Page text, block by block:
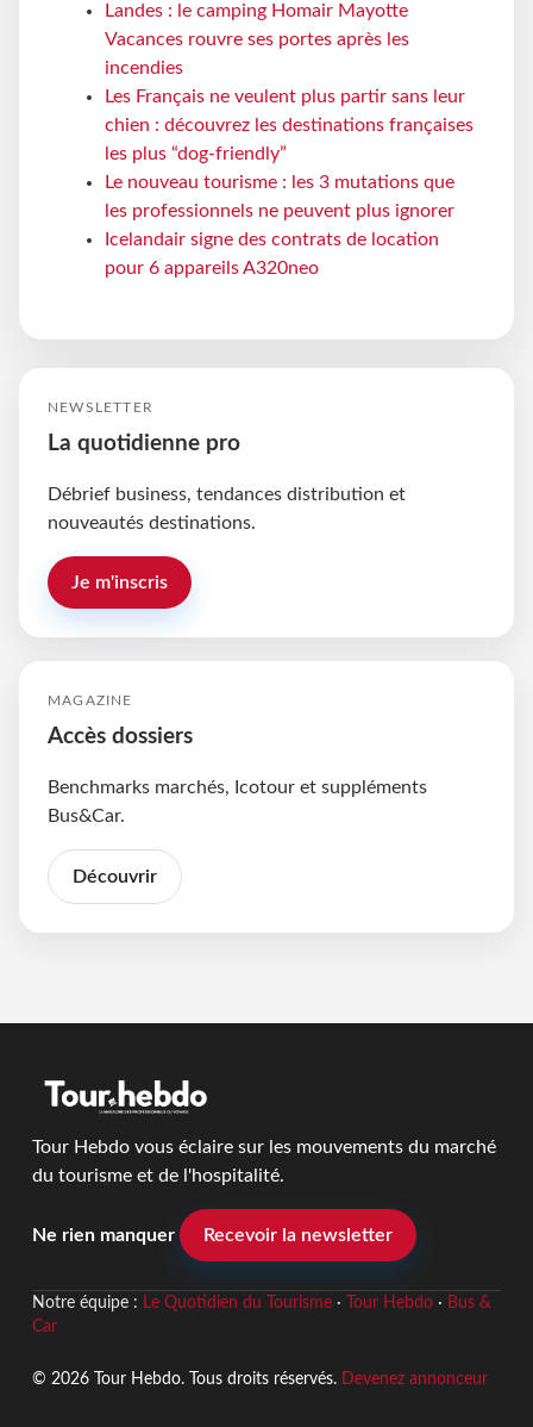
Landes : le camping Homair Mayotte
Vacances rouvre ses portes après les
incendies
Les Français ne veulent plus partir sans leur
chien : découvrez les destinations françaises
les plus “dog-friendly”
Le nouveau tourisme : les 3 mutations que
les professionnels ne peuvent plus ignorer
Icelandair signe des contrats de location
pour 6 appareils A320neo
NEWSLETTER
La quotidienne pro
Débrief business, tendances distribution et
nouveautés destinations.
Je m'inscris
MAGAZINE
Accès dossiers
Benchmarks marchés, Icotour et suppléments
Bus&Car.
Découvrir
Tour Hebdo vous éclaire sur les mouvements du marché
du tourisme et de l'hospitalité.
Ne rien manquer Recevoir la newsletter
Notre équipe : Le Quotidien du Tourisme· Tour Hebdo· Bus &
Car
© 2026 Tour Hebdo. Tous droits réservés. Devenez annonceur